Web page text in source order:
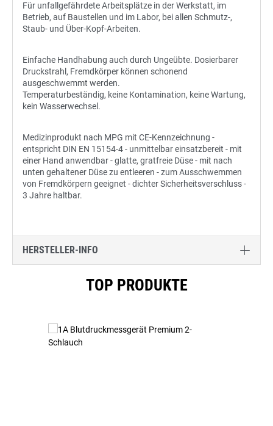
Für unfallgefährdete Arbeitsplätze in der Werkstatt, im
Betrieb, auf Baustellen und im Labor, bei allen Schmutz-,
Staub- und Über-Kopf-Arbeiten.
Einfache Handhabung auch durch Ungeübte. Dosierbarer
Druckstrahl, Fremdkörper können schonend
ausgeschwemmt werden.
Temperaturbeständig, keine Kontamination, keine Wartung,
kein Wasserwechsel.
Medizinprodukt nach MPG mit CE-Kennzeichnung -
entspricht DIN EN 15154-4 - unmittelbar einsatzbereit - mit
einer Hand anwendbar - glatte, gratfreie Düse - mit nach
unten gehaltener Düse zu entleeren - zum Ausschwemmen
von Fremdkörpern geeignet - dichter Sicherheitsverschluss -
3 Jahre haltbar.
HERSTELLER-INFO
TOP PRODUKTE